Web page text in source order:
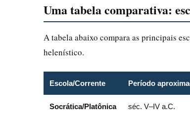
Uma tabela comparativa:
A tabela abaixo compara as principais
helenístico.
Escola/Corrente Período
Socrática/Platônica séc. V–IV a.C.